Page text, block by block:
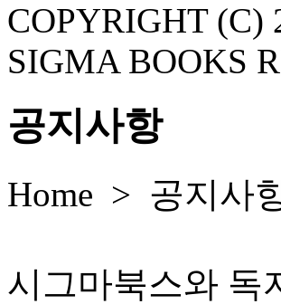
COPYRIGHT (C)
SIGMA BOOKS
공지사항
Home > 공지사
시그마북스와 독